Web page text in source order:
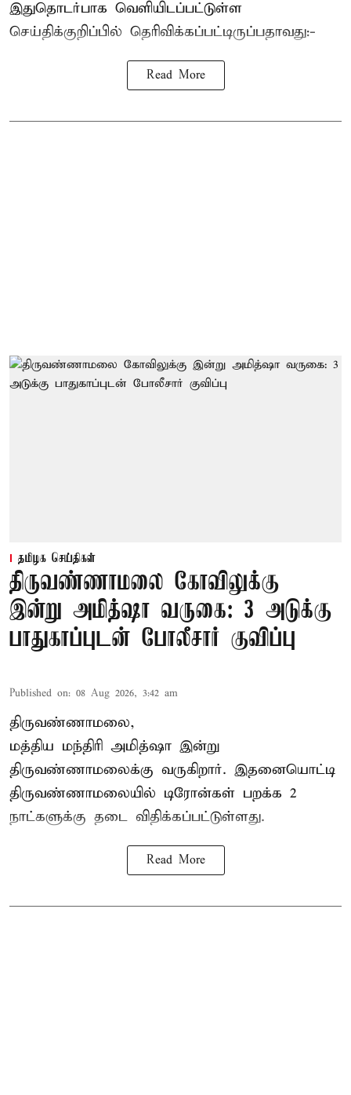
இதுதொடர்பாக வெளியிடப்பட்டுள்ள
செய்திக்குறிப்பில் தெரிவிக்கப்பட்டிருப்பதாவது:-
Read More
தமிழக செய்திகள்
திருவண்ணாமலை கோவிலுக்கு
இன்று அமித்ஷா வருகை: 3 அடுக்கு
பாதுகாப்புடன் போலீசார் குவிப்பு
Published on: 08 Aug 2026, 3:42 am
திருவண்ணாமலை,
மத்திய மந்திரி அமித்ஷா இன்று
திருவண்ணாமலைக்கு வருகிறார். இதனையொட்டி
திருவண்ணாமலையில் டிரோன்கள் பறக்க 2
நாட்களுக்கு தடை விதிக்கப்பட்டுள்ளது.
Read More